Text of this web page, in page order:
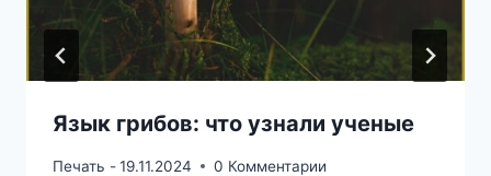
Язык грибов: что узнали ученые
Печать -19.11.2024 0 Комментарии